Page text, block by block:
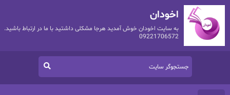
اخودان
به سایت اخودان خوش آمدید هرجا مشکلی داشتید با ما در ارتباط باشید.
09221706572